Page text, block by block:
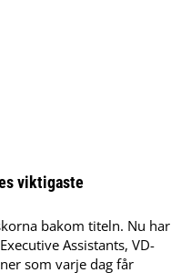
viktigaste
bakom titeln. Nu har
Assistants, VD-
som varje dag får